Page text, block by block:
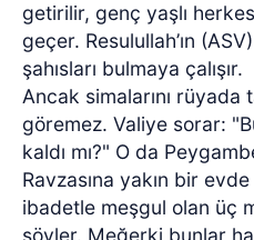
getirilir, genç yaşlı
geçer. Resulullah’ın
şahısları bulmaya çalışır.
Ancak simalarını rüyada
göremez. Valiye sorar:
kaldı mı?" O da
Ravzasına yakın bir
ibadetle meşgul olan üç
söyler. Meğerki bunlar